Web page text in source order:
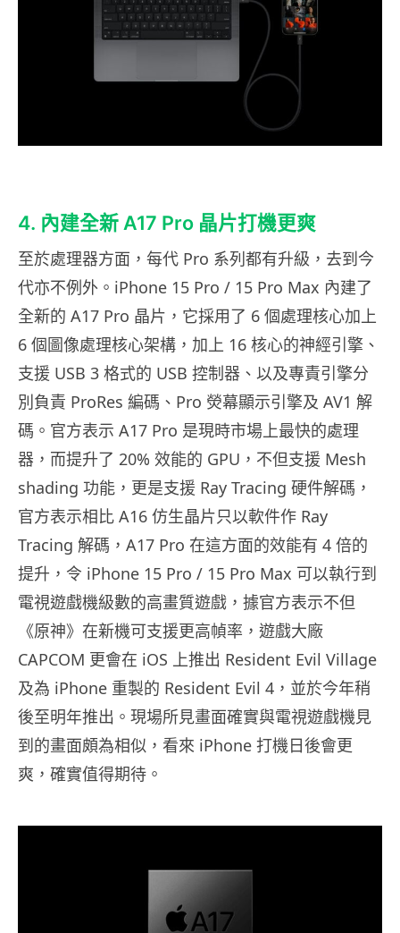
4. 內建全新 A17 Pro 晶片打機更爽
至於處理器方面，每代 Pro 系列都有升級，去到今
代亦不例外。iPhone 15 Pro / 15 Pro Max 內建了
全新的 A17 Pro 晶片，它採用了 6 個處理核心加上
6 個圖像處理核心架構，加上 16 核心的神經引擎、
支援 USB 3 格式的 USB 控制器、以及專責引擎分
別負責 ProRes 編碼、Pro 熒幕顯示引擎及 AV1 解
碼。官方表示 A17 Pro 是現時市場上最快的處理
器，而提升了 20% 效能的 GPU，不但支援 Mesh
shading 功能，更是支援 Ray Tracing 硬件解碼，
官方表示相比 A16 仿生晶片只以軟件作 Ray
Tracing 解碼，A17 Pro 在這方面的效能有 4 倍的
提升，令 iPhone 15 Pro / 15 Pro Max 可以執行到
電視遊戲機級數的高畫質遊戲，據官方表示不但
《原神》在新機可支援更高幀率，遊戲大廠
CAPCOM 更會在 iOS 上推出 Resident Evil Village
及為 iPhone 重製的 Resident Evil 4，並於今年稍
後至明年推出。現場所見畫面確實與電視遊戲機見
到的畫面頗為相似，看來 iPhone 打機日後會更
爽，確實值得期待。